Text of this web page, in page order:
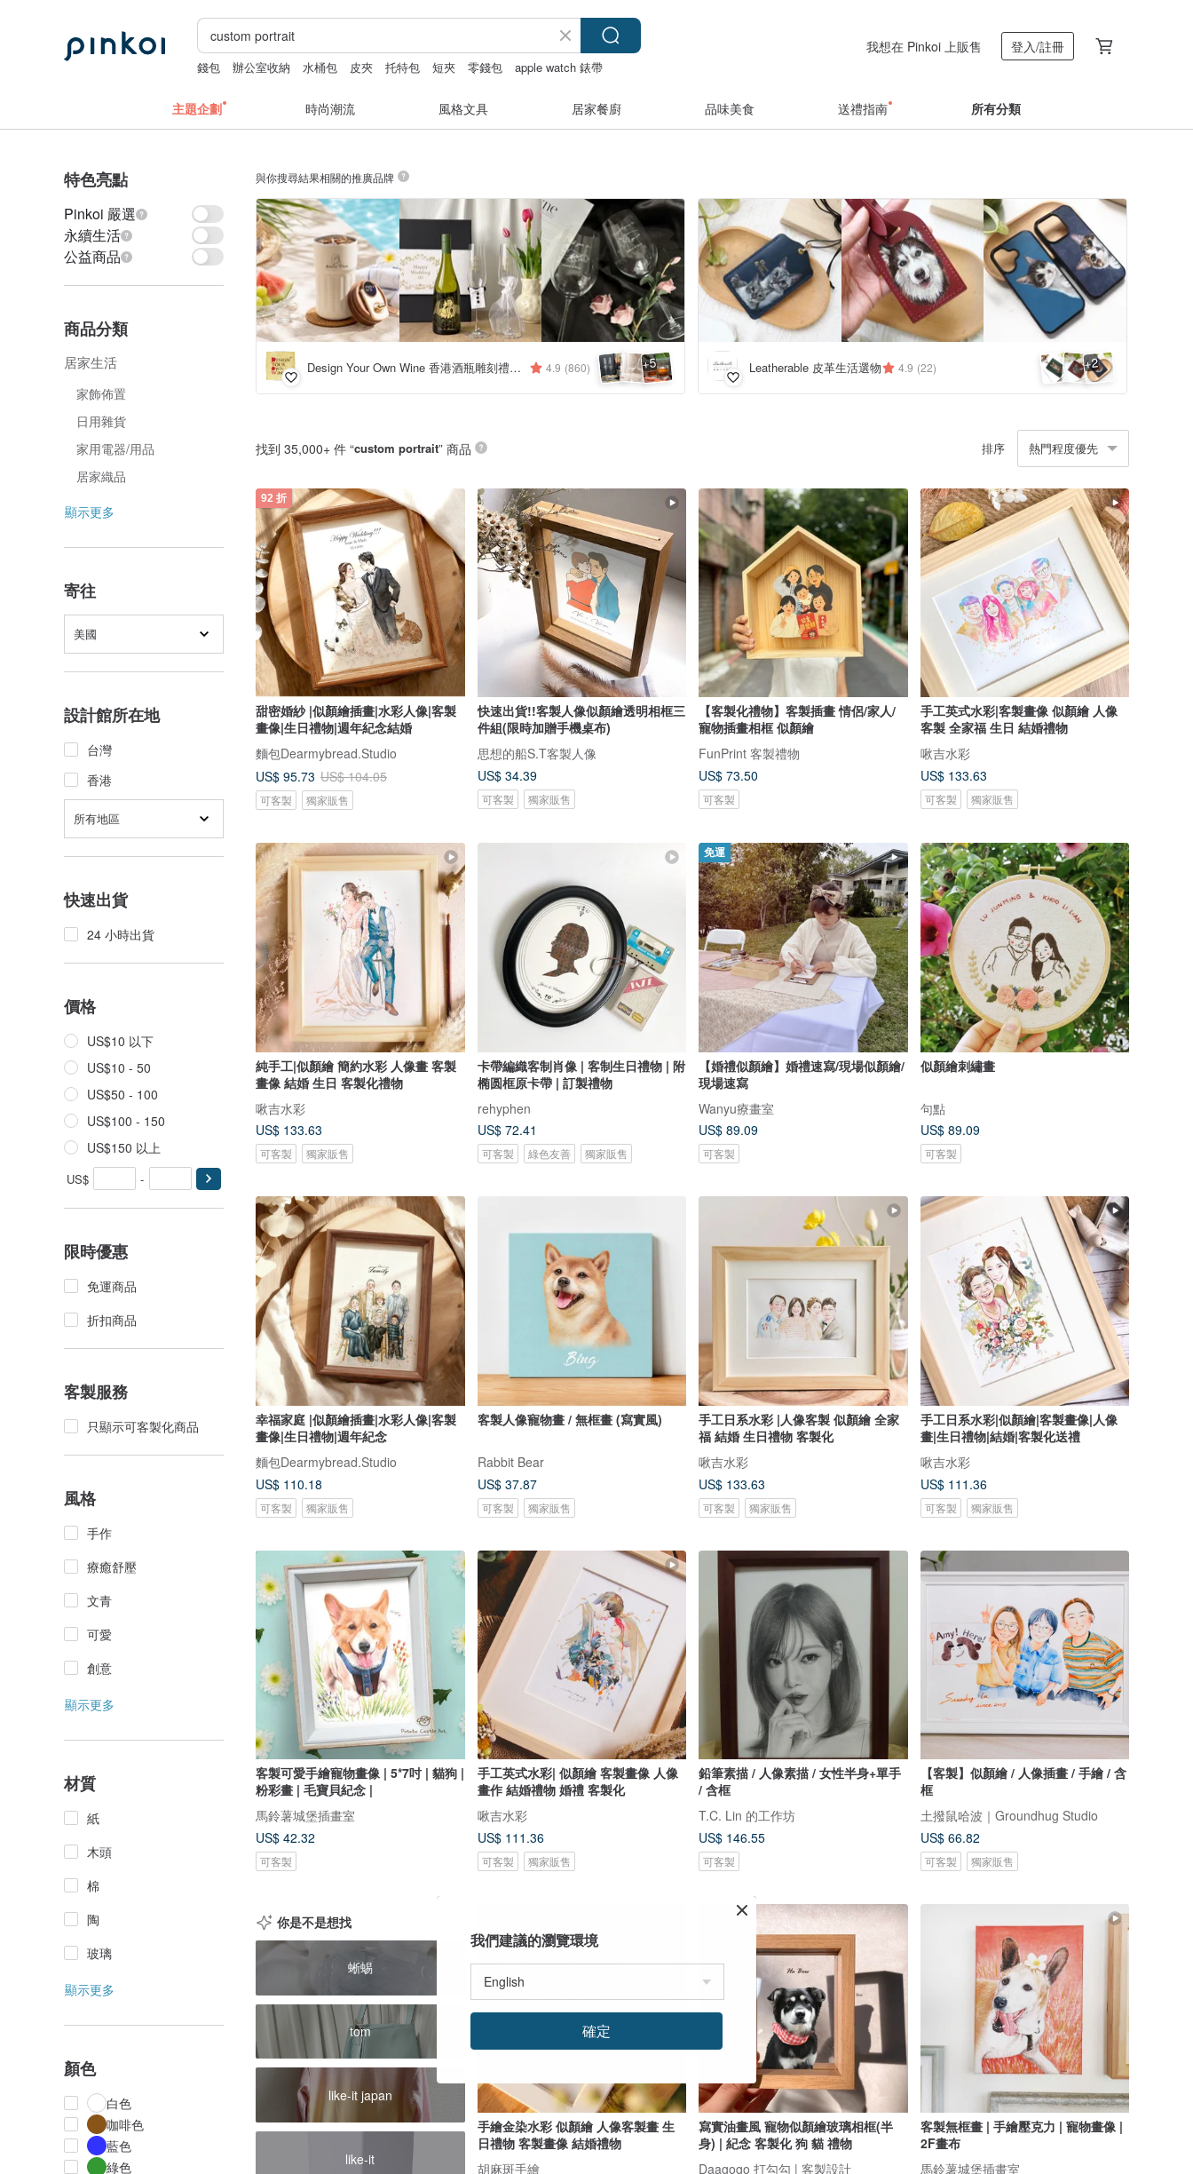
錢包 辦公室收納 水桶包 皮夾 托特包 短夾 零錢包 apple watch 錶帶
我想在 Pinkoi 上販售 登入/註冊
主題企劃 時尚潮流 風格文具 居家餐廚 品味美食 送禮指南 所有分類
特色亮點
Pinkoi 嚴選
永續生活
公益商品
商品分類
居家生活
家飾佈置
日用雜貨
家用電器/用品
居家織品
顯示更多
寄往
美國
設計館所在地
台灣
香港
所有地區
快速出貨
24 小時出貨
價格
US$10 以下
US$10 - 50
US$50 - 100
US$100 - 150
US$150 以上
US$ -
限時優惠
免運商品
折扣商品
客製服務
只顯示可客製化商品
風格
手作
療癒舒壓
文青
可愛
創意
顯示更多
材質
紙
木頭
棉
陶
玻璃
顯示更多
顏色
白色
咖啡色
藍色
綠色
與你搜尋結果相關的推廣品牌
Design Your Own Wine 香港酒瓶雕刻禮品專門店 4.9 (860) +5 Leatherable 皮革生活選物 4.9 (22) +2
找到 35,000+ 件 “custom portrait” 商品 排序 熱門程度優先
92 折
甜密婚紗 |似顏繪插畫|水彩人像|客製
畫像|生日禮物|週年紀念結婚
麵包Dearmybread.Studio
US$ 95.73 US$ 104.05
可客製 獨家販售
快速出貨!!客製人像似顏繪透明相框三
件組(限時加贈手機桌布)
思想的船S.T客製人像
US$ 34.39
可客製 獨家販售
【客製化禮物】客製插畫 情侶/家人/
寵物插畫相框 似顏繪
FunPrint 客製禮物
US$ 73.50
可客製
手工英式水彩|客製畫像 似顏繪 人像
客製 全家福 生日 結婚禮物
啾吉水彩
US$ 133.63
可客製 獨家販售
純手工|似顏繪 簡約水彩 人像畫 客製
畫像 結婚 生日 客製化禮物
啾吉水彩
US$ 133.63
可客製 獨家販售
卡帶編織客制肖像 | 客制生日禮物 | 附
椭圆框原卡帶 | 訂製禮物
rehyphen
US$ 72.41
可客製 綠色友善 獨家販售
免運
【婚禮似顏繪】婚禮速寫/現場似顏繪/
現場速寫
Wanyu療畫室
US$ 89.09
可客製
似顏繪刺繡畫
句點
US$ 89.09
可客製
幸福家庭 |似顏繪插畫|水彩人像|客製
畫像|生日禮物|週年紀念
麵包Dearmybread.Studio
US$ 110.18
可客製 獨家販售
客製人像寵物畫 / 無框畫 (寫實風)
Rabbit Bear
US$ 37.87
可客製 獨家販售
手工日系水彩 |人像客製 似顏繪 全家
福 結婚 生日禮物 客製化
啾吉水彩
US$ 133.63
可客製 獨家販售
手工日系水彩|似顏繪|客製畫像|人像
畫|生日禮物|結婚|客製化送禮
啾吉水彩
US$ 111.36
可客製 獨家販售
客製可愛手繪寵物畫像 | 5*7吋 | 貓狗 |
粉彩畫 | 毛寶貝紀念 |
馬鈴薯城堡插畫室
US$ 42.32
可客製
手工英式水彩| 似顏繪 客製畫像 人像
畫作 結婚禮物 婚禮 客製化
啾吉水彩
US$ 111.36
可客製 獨家販售
鉛筆素描 / 人像素描 / 女性半身+單手
/ 含框
T.C. Lin 的工作坊
US$ 146.55
可客製
【客製】似顏繪 / 人像插畫 / 手繪 / 含
框
土撥鼠哈波｜Groundhug Studio
US$ 66.82
可客製 獨家販售
你是不是想找
蜥蜴
tom
like-it japan
like-it
手繪金染水彩 似顏繪 人像客製畫 生
日禮物 客製畫像 結婚禮物
胡麻斑手繪
寫實油畫風 寵物似顏繪玻璃相框(半
身) | 紀念 客製化 狗 貓 禮物
Daagogo 打勾勾 | 客製設計
客製無框畫 | 手繪壓克力 | 寵物畫像 |
2F畫布
馬鈴薯城堡插畫室
我們建議的瀏覽環境
確定